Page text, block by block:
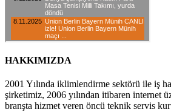
HAKKIMIZDA
2001 Yılında iklimlendirme sektörü ile iş
şirketimiz, 2006 yılından itibaren internet
branşta hizmet veren öncü teknik servis